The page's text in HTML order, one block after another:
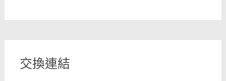
交換連結